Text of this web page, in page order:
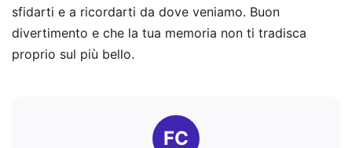
sfidarti e a ricordarti da dove veniamo. Buon
divertimento e che la tua memoria non ti tradisca
proprio sul più bello.
FC